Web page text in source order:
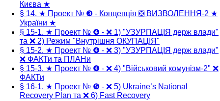
Києва ★
§ 14. ★ Проект № ❸ - Концепція ❎ ВИЗВОЛЕННЯ-2 ★
України ★
§ 15-1. ★ Проект № ❹ - ❌ 1) "УЗУРПАЦІЯ держ влади"
та ❌ 2) Режим "Внутрішня ОКУПАЦІЯ"
§ 15-2. ★ Проект № ❹ - ❌ 3) "УЗУРПАЦІЯ держ влади"
❌ ФАКТи та ПЛАНи
§ 15-3. ★ Проект № ❹ - ❌ 4) "Військовий комунізм-2" ❌
ФАКТи
§ 16-1. ★ Проект № ❺ - ❌ 5) Ukraine’s National
Recovery Plan та ❌ 6) Fast Recovery